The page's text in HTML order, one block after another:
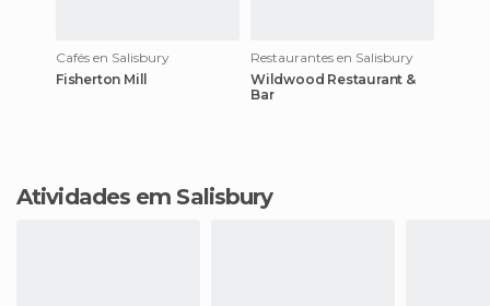
Cafés en Salisbury
Fisherton Mill
Restaurantes en Salisbury
Wildwood Restaurant &
Bar
Atividades em Salisbury